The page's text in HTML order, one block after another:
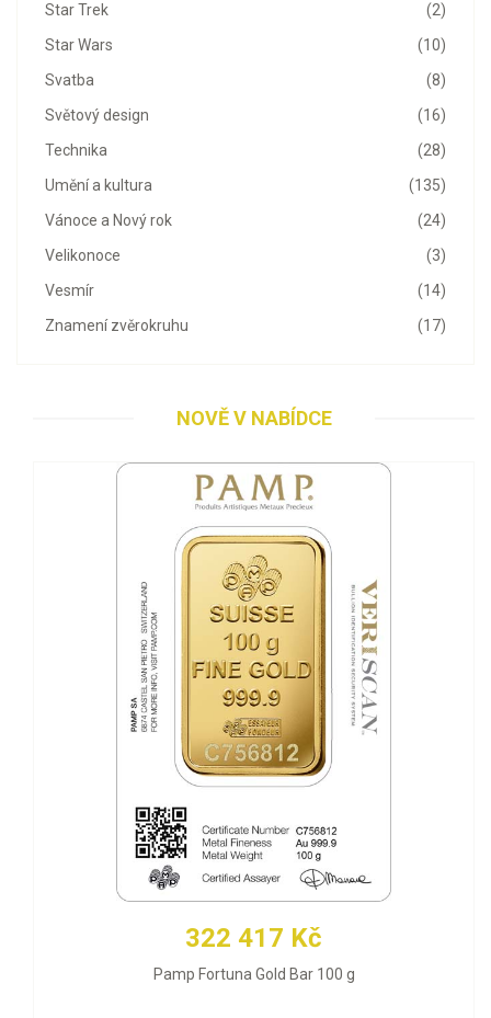
(2)
Star Trek
(10)
Star Wars
(8)
Svatba
(16)
Světový design
(28)
Technika
(135)
Umění a kultura
(24)
Vánoce a Nový rok
(3)
Velikonoce
(14)
Vesmír
(17)
Znamení zvěrokruhu
NOVĚ V NABÍDCE
322 417 Kč
Pamp Fortuna Gold Bar 100 g